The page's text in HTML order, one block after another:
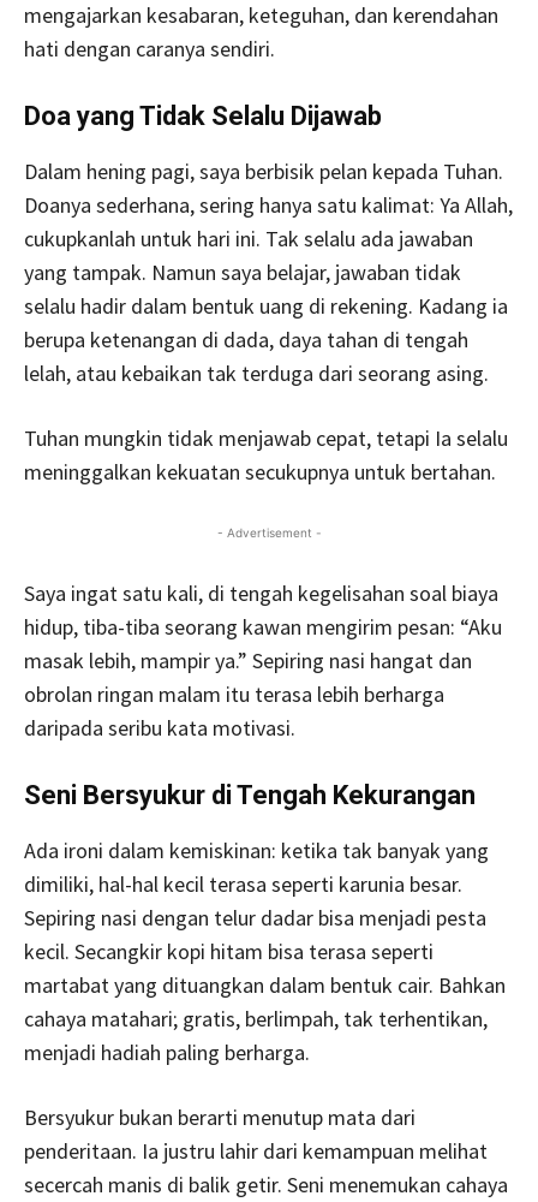
mengajarkan kesabaran, keteguhan, dan kerendahan
hati dengan caranya sendiri.
Doa yang Tidak Selalu Dijawab
Dalam hening pagi, saya berbisik pelan kepada Tuhan.
Doanya sederhana, sering hanya satu kalimat: Ya Allah,
cukupkanlah untuk hari ini. Tak selalu ada jawaban
yang tampak. Namun saya belajar, jawaban tidak
selalu hadir dalam bentuk uang di rekening. Kadang ia
berupa ketenangan di dada, daya tahan di tengah
lelah, atau kebaikan tak terduga dari seorang asing.
Tuhan mungkin tidak menjawab cepat, tetapi Ia selalu
meninggalkan kekuatan secukupnya untuk bertahan.
- Advertisement -
Saya ingat satu kali, di tengah kegelisahan soal biaya
hidup, tiba-tiba seorang kawan mengirim pesan: “Aku
masak lebih, mampir ya.” Sepiring nasi hangat dan
obrolan ringan malam itu terasa lebih berharga
daripada seribu kata motivasi.
Seni Bersyukur di Tengah Kekurangan
Ada ironi dalam kemiskinan: ketika tak banyak yang
dimiliki, hal-hal kecil terasa seperti karunia besar.
Sepiring nasi dengan telur dadar bisa menjadi pesta
kecil. Secangkir kopi hitam bisa terasa seperti
martabat yang dituangkan dalam bentuk cair. Bahkan
cahaya matahari; gratis, berlimpah, tak terhentikan,
menjadi hadiah paling berharga.
Bersyukur bukan berarti menutup mata dari
penderitaan. Ia justru lahir dari kemampuan melihat
secercah manis di balik getir. Seni menemukan cahaya